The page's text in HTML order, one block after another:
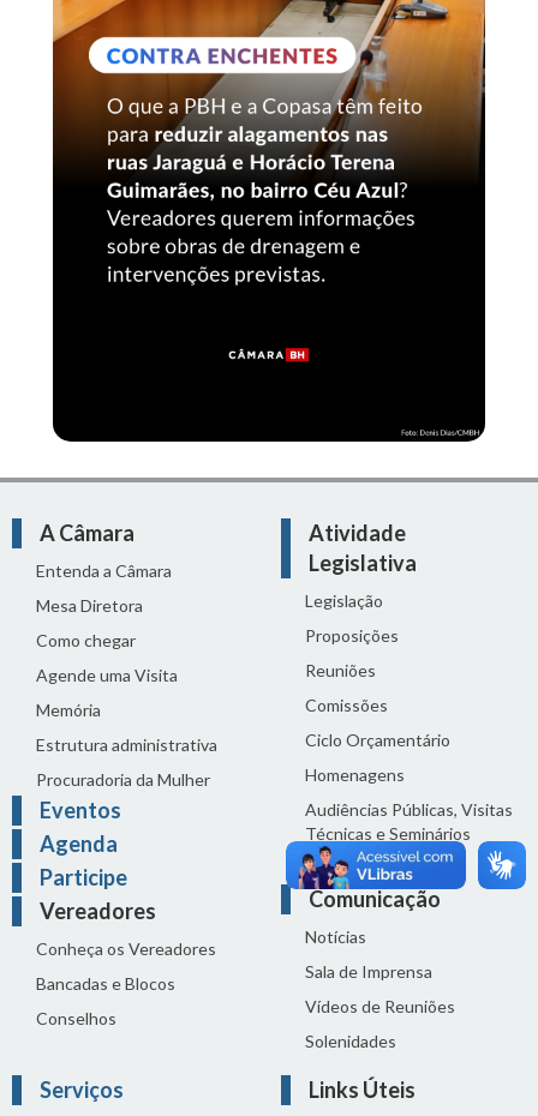
A Câmara
Entenda a Câmara
Mesa Diretora
Como chegar
Agende uma Visita
Memória
Estrutura administrativa
Procuradoria da Mulher
Eventos
Agenda
Participe
Vereadores
Conheça os Vereadores
Bancadas e Blocos
Conselhos
Atividade
Legislativa
Legislação
Proposições
Reuniões
Comissões
Ciclo Orçamentário
Homenagens
Audiências Públicas, Visitas
Técnicas e Seminários
Distribuição do dia
Comunicação
Notícias
Sala de Imprensa
Vídeos de Reuniões
Solenidades
Serviços Links Úteis